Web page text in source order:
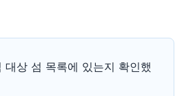
대상 섬 목록에 있는지 확인했